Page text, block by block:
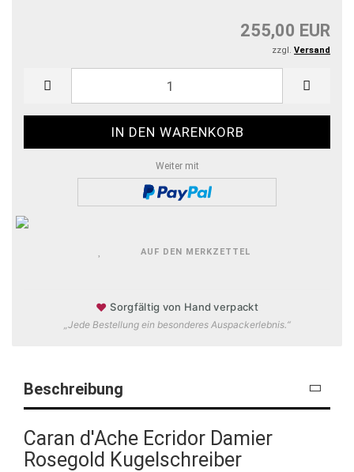
255,00 EUR
zzgl. Versand
Weiter mit
AUF DEN MERKZETTEL
♥ Sorgfältig von Hand verpackt
„Jede Bestellung ein besonderes Auspackerlebnis.“
Beschreibung
Caran d'Ache Ecridor Damier
Rosegold Kugelschreiber